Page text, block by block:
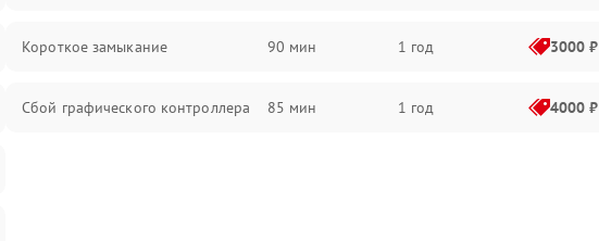
Короткое замыкание 90 мин 1 год 3000 ₽
Сбой графического контроллера 85 мин 1 год 4000 ₽